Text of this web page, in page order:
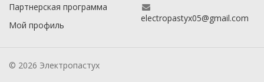
Партнерская программа
Мой профиль
electropastyx05@gmail.com
© 2026 Электропастух